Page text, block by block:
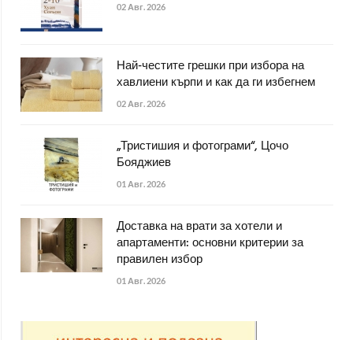
02 Авг. 2026
Най-честите грешки при избора на
хавлиени кърпи и как да ги избегнем
02 Авг. 2026
„Тристишия и фотограми“, Цочо
Бояджиев
01 Авг. 2026
Доставка на врати за хотели и
апартаменти: основни критерии за
правилен избор
01 Авг. 2026